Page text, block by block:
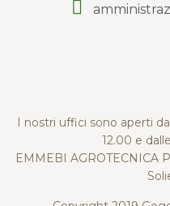
I nostri uffici sono aperti
12.00 e
EMMEBI AGROTECNICA